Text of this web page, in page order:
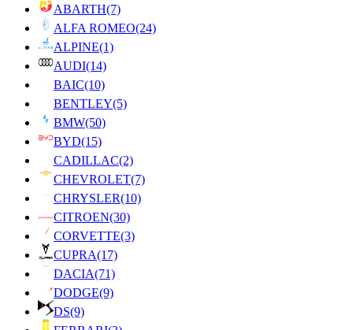
ABARTH(7)
ALFA ROMEO(24)
ALPINE(1)
AUDI(14)
BAIC(10)
BENTLEY(5)
BMW(50)
BYD(15)
CADILLAC(2)
CHEVROLET(7)
CHRYSLER(10)
CITROEN(30)
CORVETTE(3)
CUPRA(17)
DACIA(71)
DODGE(9)
DS(9)